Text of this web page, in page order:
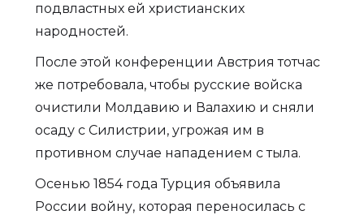
подвластных ей христианских
народностей.
После этой конференции Австрия тотчас
же потребовала, чтобы русские войска
очистили Молдавию и Валахию и сняли
осаду с Силистрии, угрожая им в
противном случае нападением с тыла.
Осенью 1854 года Турция объявила
России войну, которая переносилась с